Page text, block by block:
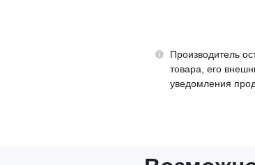
Производитель
товара, его
уведомления